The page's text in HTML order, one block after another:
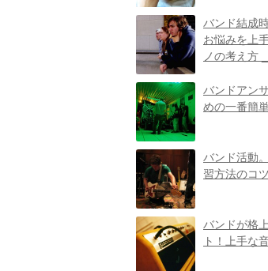
バンド結成
お悩みを上
ノの考え方
バンドアン
めの一番簡
バンド活動
習方法のコツ
バンドが格
ト！上手な